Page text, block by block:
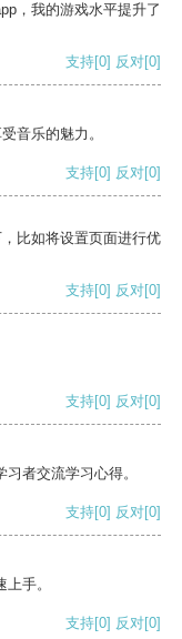
，我的游戏水平提升了
支持[0] 反对[0]
音乐的魅力。
支持[0] 反对[0]
比如将设置页面进行优
支持[0] 反对[0]
支持[0] 反对[0]
者交流学习心得。
支持[0] 反对[0]
手。
支持[0] 反对[0]